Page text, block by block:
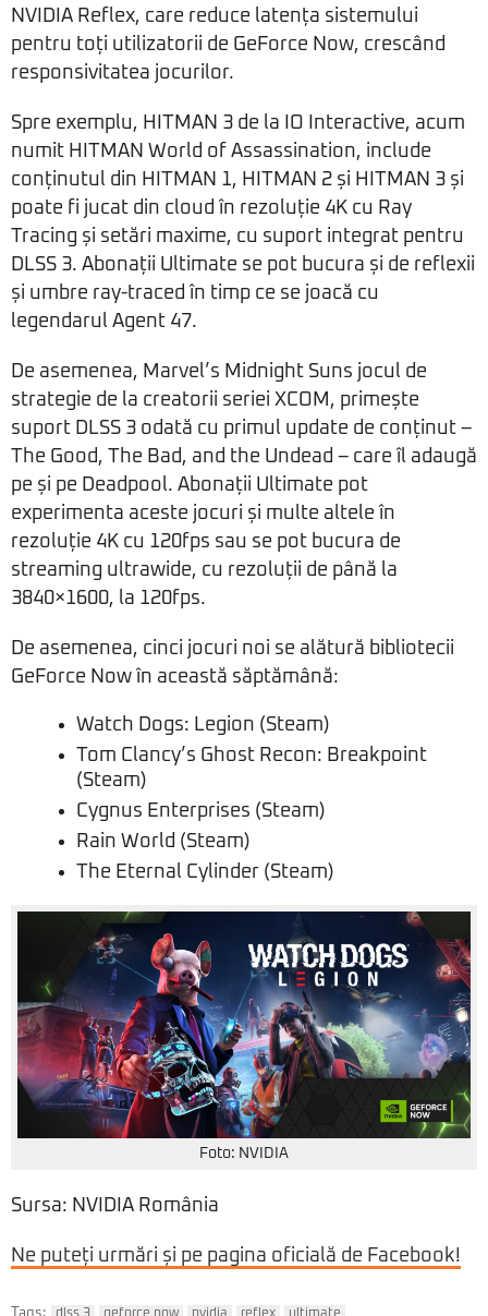
NVIDIA Reflex, care reduce latența sistemului
pentru toți utilizatorii de GeForce Now, crescând
responsivitatea jocurilor.
Spre exemplu, HITMAN 3 de la IO Interactive, acum
numit HITMAN World of Assassination, include
conținutul din HITMAN 1, HITMAN 2 și HITMAN 3 și
poate fi jucat din cloud în rezoluție 4K cu Ray
Tracing și setări maxime, cu suport integrat pentru
DLSS 3. Abonații Ultimate se pot bucura și de reflexii
și umbre ray-traced în timp ce se joacă cu
legendarul Agent 47.
De asemenea, Marvel’s Midnight Suns jocul de
strategie de la creatorii seriei XCOM, primește
suport DLSS 3 odată cu primul update de conținut –
The Good, The Bad, and the Undead – care îl adaugă
pe și pe Deadpool. Abonații Ultimate pot
experimenta aceste jocuri și multe altele în
rezoluție 4K cu 120fps sau se pot bucura de
streaming ultrawide, cu rezoluții de până la
3840×1600, la 120fps.
De asemenea, cinci jocuri noi se alătură bibliotecii
GeForce Now în această săptămână:
Watch Dogs: Legion (Steam)
Tom Clancy’s Ghost Recon: Breakpoint
(Steam)
Cygnus Enterprises (Steam)
Rain World (Steam)
The Eternal Cylinder (Steam)
Foto: NVIDIA
Sursa: NVIDIA România
Ne puteți urmări și pe pagina oficială de Facebook!